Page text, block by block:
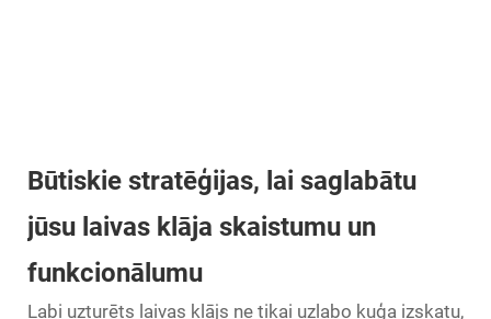
Būtiskie stratēģijas, lai saglabātu
jūsu laivas klāja skaistumu un
funkcionālumu
Labi uzturēts laivas klājs ne tikai uzlabo kuģa izskatu,